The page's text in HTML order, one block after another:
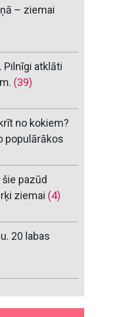
– ziemai
Pilnīgi atklāti
(39)
no kokiem?
populārākos
pazūd
ziemai (4)
20 labas